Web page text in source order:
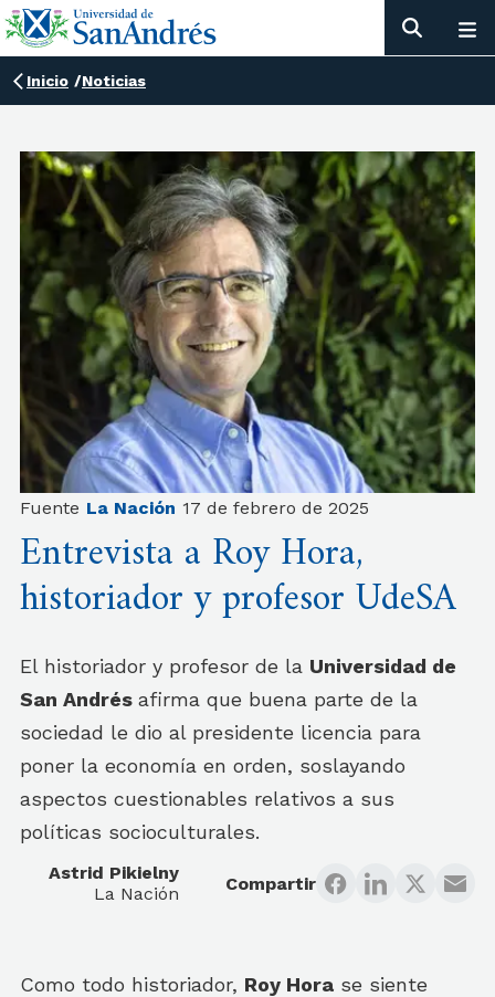
Inicio /Noticias
Fuente La Nación 17 de febrero de 2025
Entrevista a Roy Hora,
historiador y profesor UdeSA
El historiador y profesor de la Universidad de
San Andrés afirma que buena parte de la
sociedad le dio al presidente licencia para
poner la economía en orden, soslayando
aspectos cuestionables relativos a sus
políticas socioculturales.
Astrid Pikielny
La Nación
Compartir
Como todo historiador, Roy Hora se siente